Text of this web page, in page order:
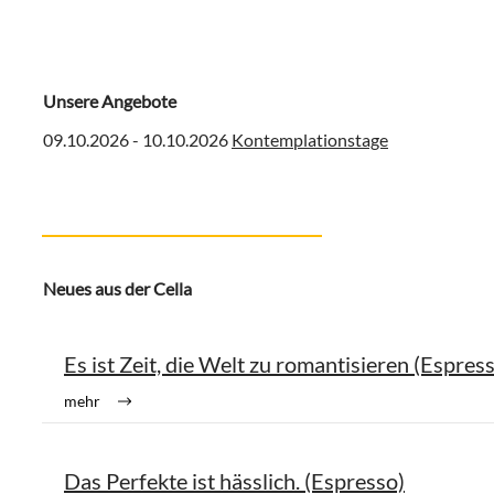
Unsere Angebote
09.10.2026 - 10.10.2026 Kontemplationstage
Neues aus der Cella
Es ist Zeit, die Welt zu romantisieren
mehr
Das Perfekte ist hässlich. (Espresso)